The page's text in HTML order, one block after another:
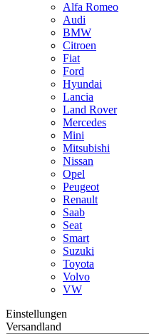
Alfa Romeo
Audi
BMW
Citroen
Fiat
Ford
Hyundai
Lancia
Land Rover
Mercedes
Mini
Mitsubishi
Nissan
Opel
Peugeot
Renault
Saab
Seat
Smart
Suzuki
Toyota
Volvo
VW
Einstellungen
Versandland